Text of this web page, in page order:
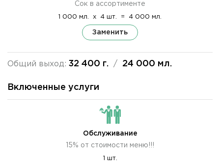
Сок в ассортименте
1 000 мл. x 4 шт. = 4 000 мл.
Заменить
Общий выход: 32 400 г. / 24 000 мл.
Включенные услуги
Обслуживание
15% от стоимости меню!!!
1 шт.